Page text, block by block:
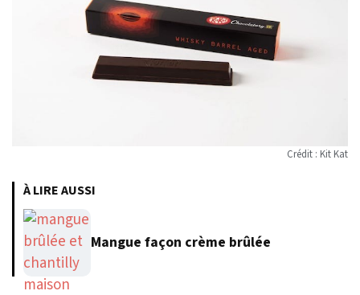
Crédit : Kit Kat
À LIRE AUSSI
Mangue façon crème brûlée